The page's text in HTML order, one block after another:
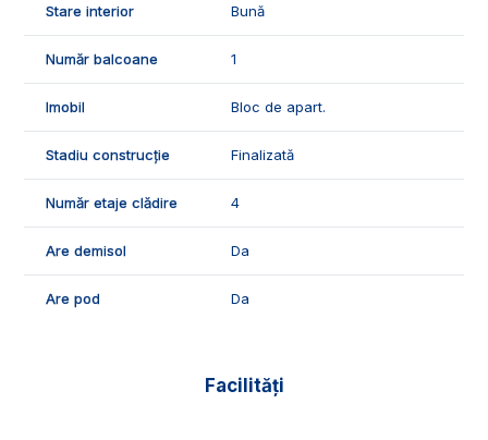
Exclusiv Imobiliare Alba!
ID Exclusiv - 3198435
Stare interior Bună
Număr balcoane 1
Imobil Bloc de apart.
Stadiu construcție Finalizată
Număr etaje clădire 4
Are demisol Da
Are pod Da
Facilități